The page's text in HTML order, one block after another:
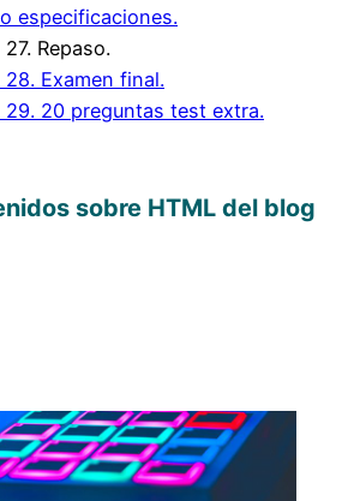
especificaciones.
Repaso.
28. Examen final.
29. 20 preguntas test extra.
sobre HTML del blog